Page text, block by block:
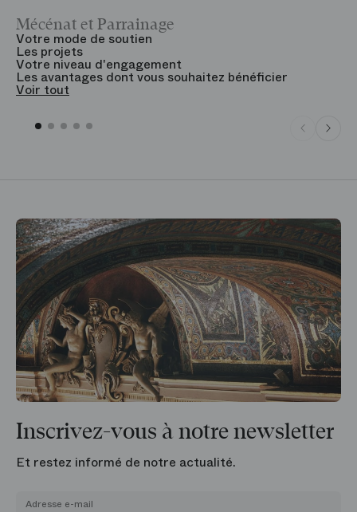
Mécénat et Parrainage
Votre mode de soutien
Les projets
Votre niveau d'engagement
Les avantages dont vous souhaitez bénéficier
Voir tout
Inscrivez-vous à notre newsletter
Et restez informé de notre actualité.
Adresse e-mail